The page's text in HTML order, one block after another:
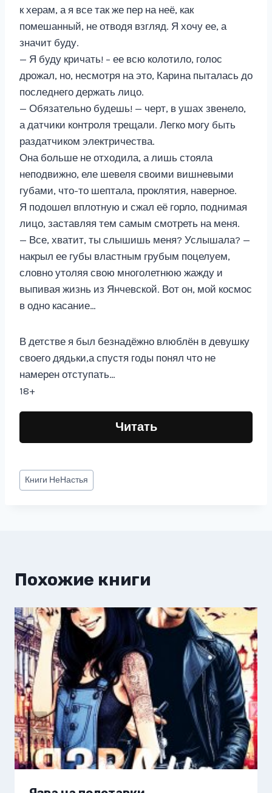
к херам, а я все так же пер на неё, как
помешанный, не отводя взгляд. Я хочу ее, а
значит буду.
— Я буду кричать! – ее всю колотило, голос
дрожал, но, несмотря на это, Карина пыталась до
последнего держать лицо.
— Обязательно будешь! — черт, в ушах звенело,
а датчики контроля трещали. Легко могу быть
раздатчиком электричества.
Она больше не отходила, а лишь стояла
неподвижно, еле шевеля своими вишневыми
губами, что-то шептала, проклятия, наверное.
Я подошел вплотную и сжал её горло, поднимая
лицо, заставляя тем самым смотреть на меня.
— Все, хватит, ты слышишь меня? Услышала? —
накрыл ее губы властным грубым поцелуем,
словно утоляя свою многолетнюю жажду и
выпивая жизнь из Янчевской. Вот он, мой космос
в одно касание…
В детстве я был безнадёжно влюблён в девушку
своего дядьки,а спустя годы понял что не
намерен отступать…
18+
Читать
Метки
записи:
Книги НеНастья
Похожие книги